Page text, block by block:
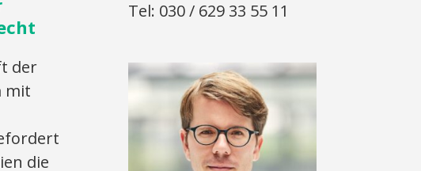
der
mit
die
Tel: 030 / 629 33 55 11